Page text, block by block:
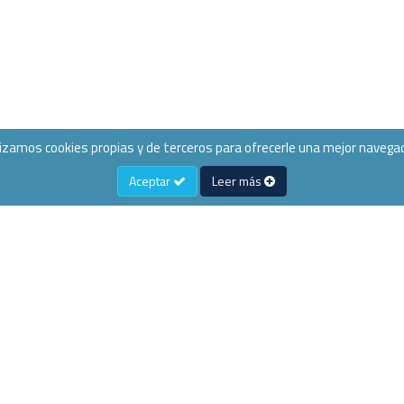
cookies propias y de terceros para ofrecerle una mejor
Aceptar Leer más